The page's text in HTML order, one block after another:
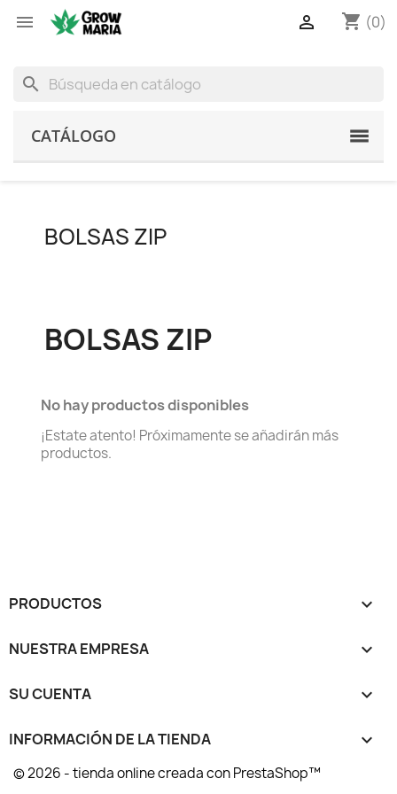
 shopping_cart (0)

search
CATÁLOGO
BOLSAS ZIP
BOLSAS ZIP
No hay productos disponibles
¡Estate atento! Próximamente se añadirán más
productos.
PRODUCTOS 
NUESTRA EMPRESA 
SU CUENTA 
INFORMACIÓN DE LA TIENDA keyboard_arrow_down
© 2026 - tienda online creada con PrestaShop™